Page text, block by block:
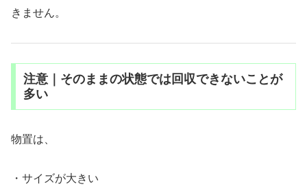
きません。
注意｜そのままの状態では回収できないことが
多い
物置は、
・サイズが大きい